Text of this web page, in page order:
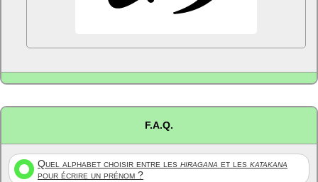
F.A.Q.
Quel alphabet choisir entre les hiragana et les katakana
pour écrire un prénom ?